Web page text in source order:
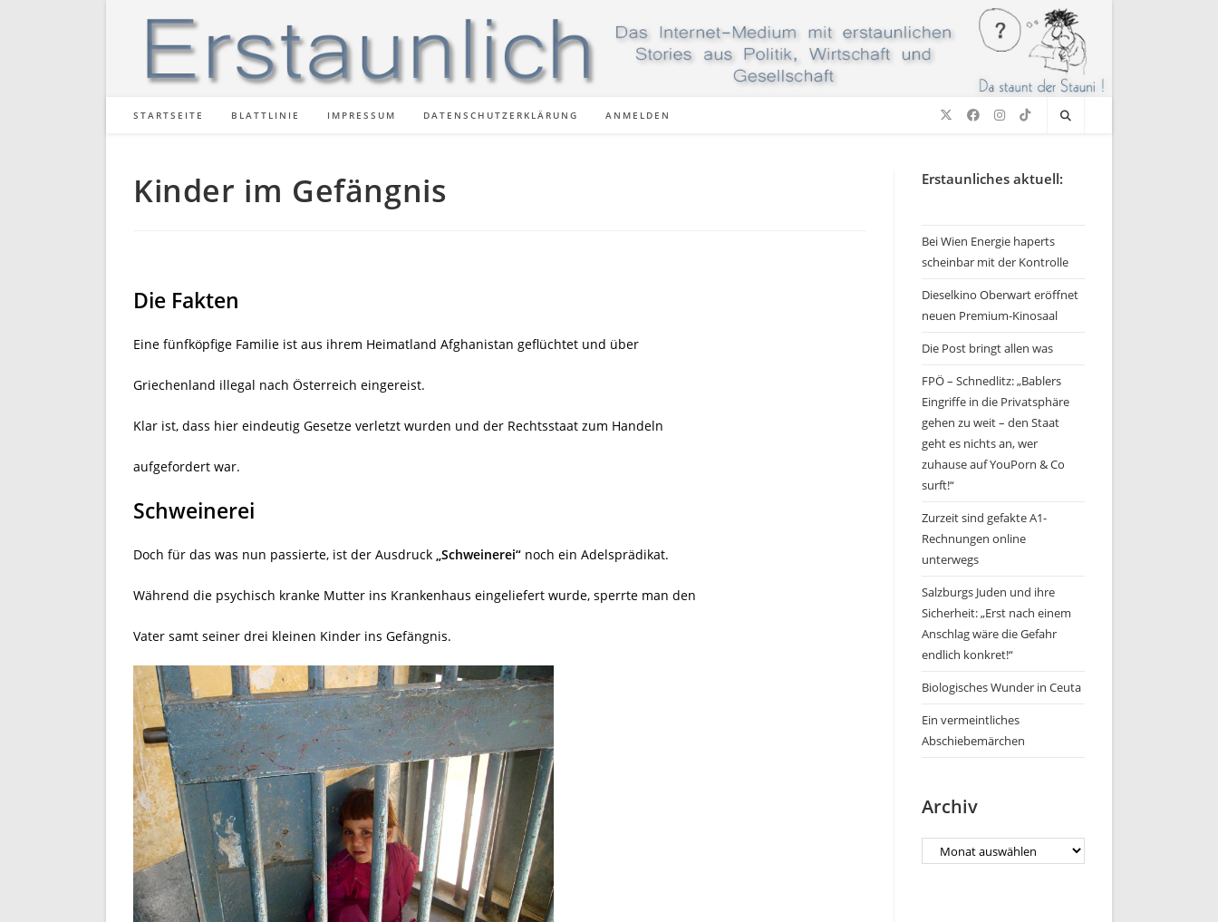
STARTSEITE BLATTLINIE IMPRESSUM DATENSCHUTZERKLÄRUNG ANMELDEN
Kinder im Gefängnis
Die Fakten
Eine fünfköpfige Familie ist aus ihrem Heimatland Afghanistan geflüchtet und über
Griechenland illegal nach Österreich eingereist.
Klar ist, dass hier eindeutig Gesetze verletzt wurden und der Rechtsstaat zum Handeln
aufgefordert war.
Schweinerei
Doch für das was nun passierte, ist der Ausdruck „Schweinerei“ noch ein Adelsprädikat.
Während die psychisch kranke Mutter ins Krankenhaus eingeliefert wurde, sperrte man den
Vater samt seiner drei kleinen Kinder ins Gefängnis.
Erstaunliches aktuell:
Bei Wien Energie haperts
scheinbar mit der Kontrolle
Dieselkino Oberwart eröffnet
neuen Premium-Kinosaal
Die Post bringt allen was
FPÖ – Schnedlitz: „Bablers
Eingriffe in die Privatsphäre
gehen zu weit – den Staat
geht es nichts an, wer
zuhause auf YouPorn & Co
surft!“
Zurzeit sind gefakte A1-
Rechnungen online
unterwegs
Salzburgs Juden und ihre
Sicherheit: „Erst nach einem
Anschlag wäre die Gefahr
endlich konkret!“
Biologisches Wunder in Ceuta
Ein vermeintliches
Abschiebemärchen
Archiv
Archiv